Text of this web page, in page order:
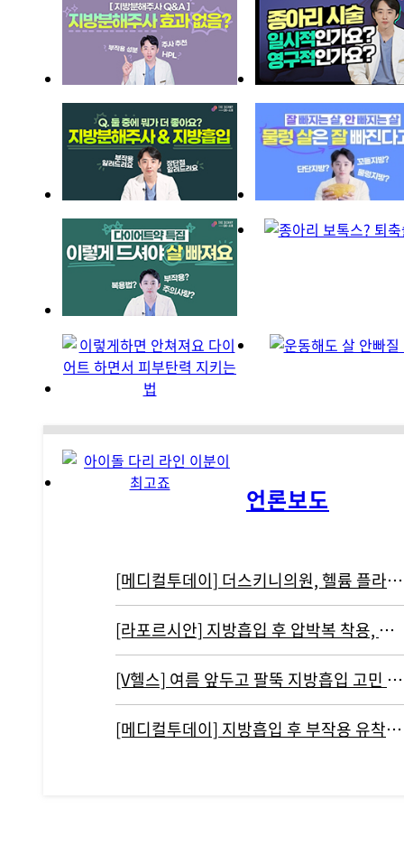
언론보도
[메디컬투데이] 더스키니의원, 헬륨 플라즈마 기반 리뉴비온 도입
[라포르시안] 지방흡입 후 압박복 착용, 결과에 영향 주지 않아...통증…
[V헬스] 여름 앞두고 팔뚝 지방흡입 고민 중이라면 '이것' 주의해야
[메디컬투데이] 지방흡입 후 부작용 유착현상인 ‘바이오본드’ 개선하려면?